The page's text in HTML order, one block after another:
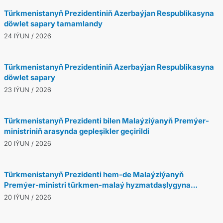
Türkmenistanyň Prezidentiniň Azerbaýjan Respublikasyna
döwlet sapary tamamlandy
24 IÝUN / 2026
Türkmenistanyň Prezidentiniň Azerbaýjan Respublikasyna
döwlet sapary
23 IÝUN / 2026
Türkmenistanyň Prezidenti bilen Malaýziýanyň Premýer-
ministriniň arasynda gepleşikler geçirildi
20 IÝUN / 2026
Türkmenistanyň Prezidenti hem-de Malaýziýanyň
Premýer-ministri türkmen-malaý hyzmatdaşlygyna
bagyşlanan halkara ylmy-amaly maslahatа gatnaşdylar
20 IÝUN / 2026